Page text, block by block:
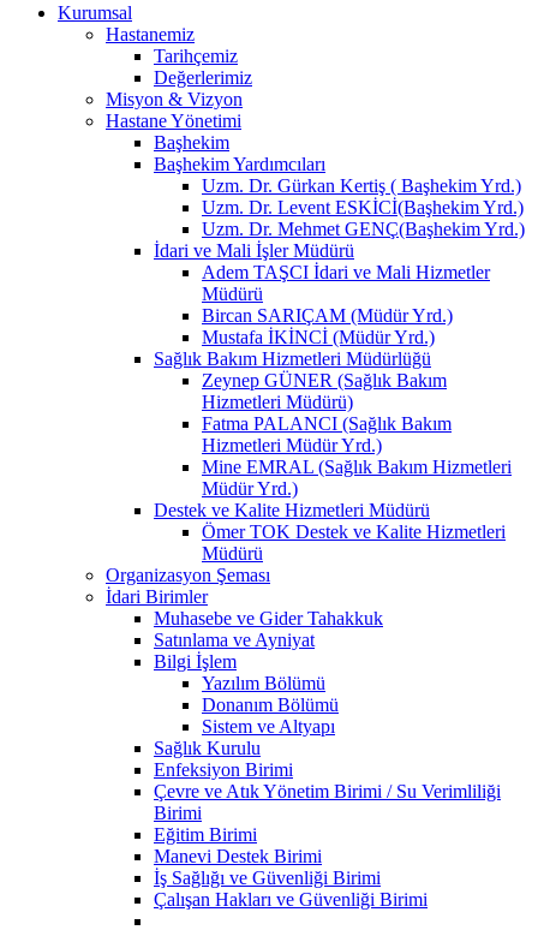
Kurumsal
Hastanemiz
Tarihçemiz
Değerlerimiz
Misyon & Vizyon
Hastane Yönetimi
Başhekim
Başhekim Yardımcıları
Uzm. Dr. Gürkan Kertiş ( Başhekim Yrd.)
Uzm. Dr. Levent ESKİCİ(Başhekim Yrd.)
Uzm. Dr. Mehmet GENÇ(Başhekim Yrd.)
İdari ve Mali İşler Müdürü
Adem TAŞCI İdari ve Mali Hizmetler
Müdürü
Bircan SARIÇAM (Müdür Yrd.)
Mustafa İKİNCİ (Müdür Yrd.)
Sağlık Bakım Hizmetleri Müdürlüğü
Zeynep GÜNER (Sağlık Bakım
Hizmetleri Müdürü)
Fatma PALANCI (Sağlık Bakım
Hizmetleri Müdür Yrd.)
Mine EMRAL (Sağlık Bakım Hizmetleri
Müdür Yrd.)
Destek ve Kalite Hizmetleri Müdürü
Ömer TOK Destek ve Kalite Hizmetleri
Müdürü
Organizasyon Şeması
İdari Birimler
Muhasebe ve Gider Tahakkuk
Satınlama ve Ayniyat
Bilgi İşlem
Yazılım Bölümü
Donanım Bölümü
Sistem ve Altyapı
Sağlık Kurulu
Enfeksiyon Birimi
Çevre ve Atık Yönetim Birimi / Su Verimliliği
Birimi
Eğitim Birimi
Manevi Destek Birimi
İş Sağlığı ve Güvenliği Birimi
Çalışan Hakları ve Güvenliği Birimi